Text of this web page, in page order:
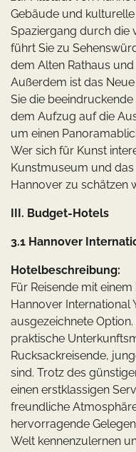
Gebäude und
Spaziergang durch die
führt Sie zu
dem Alten Rathaus
Außerdem ist das
Sie die
dem Aufzug auf die
um einen
Wer sich für Kunst
Kunstmuseum und
Hannover zu schätzen
III. Budget-Hotels
3.1 Hannover
Hotelbeschreibung:
Für Reisende mit
Hannover International
ausgezeichnete
praktische
Rucksackreisende,
sind. Trotz des
einen erstklassigen
freundliche
hervorragende
Welt kennenzulernen